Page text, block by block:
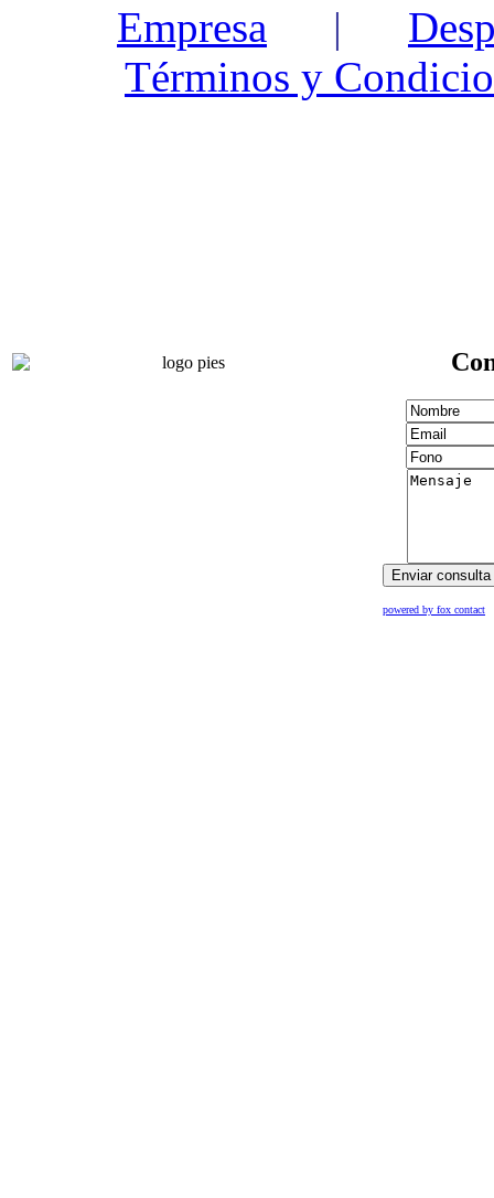
Empresa |
Términos y
powered by fox contact